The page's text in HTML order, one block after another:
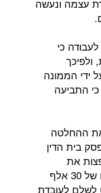
עצמה ונעשה
כי
ולפיכך
ידי הממונה
התביעה
ההחלטה
בית הדין
את
העובדת פיצוי בגין נזק לא ממוני בסכום של 30 אלף
לשלם לעובדת